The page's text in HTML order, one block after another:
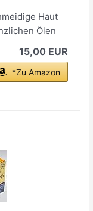
Haut
Ölen
15,00 EUR
*Zu Amazon